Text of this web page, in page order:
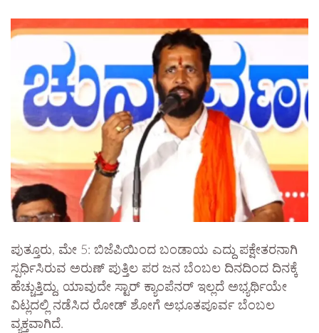
ಪುತ್ತೂರು, ಮೇ 5: ಬಿಜೆಪಿಯಿಂದ ಬಂಡಾಯ ಎದ್ದು ಪಕ್ಷೇತರನಾಗಿ
ಸ್ಪರ್ಧಿಸಿರುವ ಅರುಣ್ ಪುತ್ತಿಲ ಪರ ಜನ ಬೆಂಬಲ ದಿನದಿಂದ ದಿನಕ್ಕೆ
ಹೆಚ್ಚುತ್ತಿದ್ದು, ಯಾವುದೇ ಸ್ಟಾರ್ ಕ್ಯಾಂಪೆನರ್ ಇಲ್ಲದೆ ಅಭ್ಯರ್ಥಿಯೇ
ವಿಟ್ಲದಲ್ಲಿ ನಡೆಸಿದ ರೋಡ್ ಶೋಗೆ ಅಭೂತಪೂರ್ವ ಬೆಂಬಲ
ವ್ಯಕ್ತವಾಗಿದೆ.